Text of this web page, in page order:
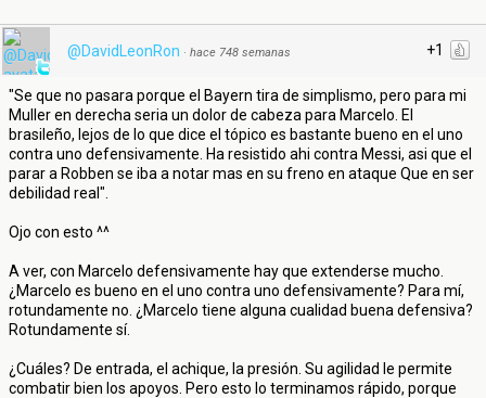
+1
@DavidLeonRon · hace 748 semanas
"Se que no pasara porque el Bayern tira de simplismo, pero para mi
Muller en derecha seria un dolor de cabeza para Marcelo. El
brasileño, lejos de lo que dice el tópico es bastante bueno en el uno
contra uno defensivamente. Ha resistido ahi contra Messi, asi que el
parar a Robben se iba a notar mas en su freno en ataque Que en ser
debilidad real".
Ojo con esto ^^
A ver, con Marcelo defensivamente hay que extenderse mucho.
¿Marcelo es bueno en el uno contra uno defensivamente? Para mí,
rotundamente no. ¿Marcelo tiene alguna cualidad buena defensiva?
Rotundamente sí.
¿Cuáles? De entrada, el achique, la presión. Su agilidad le permite
combatir bien los apoyos. Pero esto lo terminamos rápido, porque